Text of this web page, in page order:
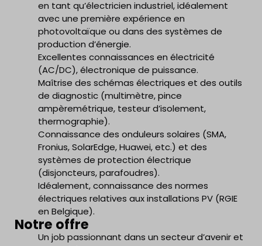
en tant qu’électricien industriel, idéalement
avec une première expérience en
photovoltaïque ou dans des systèmes de
production d’énergie.
Excellentes connaissances en électricité
(AC/DC), électronique de puissance.
Maîtrise des schémas électriques et des outils
de diagnostic (multimètre, pince
ampèremétrique, testeur d’isolement,
thermographie).
Connaissance des onduleurs solaires (SMA,
Fronius, SolarEdge, Huawei, etc.) et des
systèmes de protection électrique
(disjoncteurs, parafoudres).
Idéalement, connaissance des normes
électriques relatives aux installations PV (RGIE
en Belgique).
Notre offre
Un job passionnant dans un secteur d’avenir et